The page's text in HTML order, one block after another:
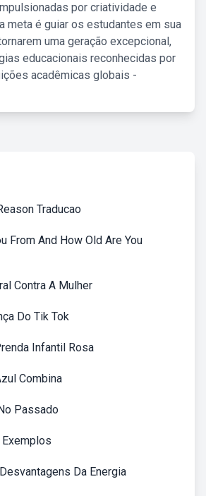
por criatividade e
meta é guiar os estudantes em sua
uma geração excepcional,
educacionais reconhecidas por
acadêmicas globais -
Traducao
From And How Old Are You
Contra A Mulher
Do Tik Tok
Infantil Rosa
Combina
Passado
Exemplos
Da Energia